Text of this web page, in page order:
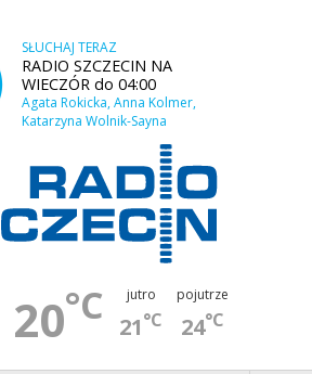
SŁUCHAJ TERAZ
RADIO SZCZECIN NA
WIECZÓR do 04:00
Agata Rokicka, Anna Kolmer,
Katarzyna Wolnik-Sayna
20°C jutro
21°C
pojutrze
24°C